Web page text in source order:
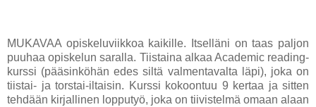
MUKAVAA opiskeluviikkoa kaikille. Itselläni on taas paljon
puuhaa opiskelun saralla. Tiistaina alkaa Academic reading-
kurssi (pääsinköhän edes siltä valmentavalta läpi), joka on
tiistai- ja torstai-iltaisin. Kurssi kokoontuu 9 kertaa ja sitten
tehdään kirjallinen lopputyö, joka on tiivistelmä omaan alaan